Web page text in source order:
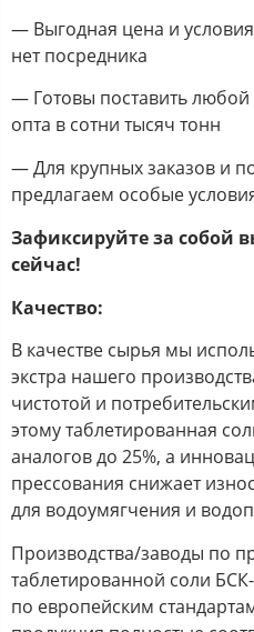
— Выгодная цена и
нет посредника
— Готовы поставить
опта в сотни тысяч тонн
— Для крупных заказов и
предлагаем особые
Зафиксируйте за собой
сейчас!
Качество:
В качестве сырья мы
экстра нашего
чистотой и
этому таблетированная
аналогов до 25%, а
прессования снижает
для водоумягчения и
Производства/заводы по
таблетированной соли
по европейским